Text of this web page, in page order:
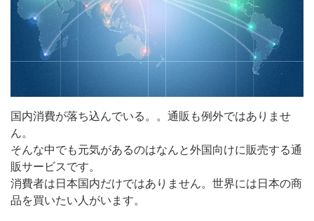
国内消費が落ち込んでいる。。通販も例外ではありませ
ん。
そんな中でも元気があるのはなんと外国向けに販売する通
販サービスです。
消費者は日本国内だけではありません。世界には日本の商
品を買いたい人がいます。